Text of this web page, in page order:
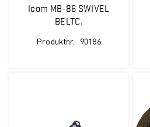
Icom MB-86 SWIVEL
BELTC.
Produktnr. 90186